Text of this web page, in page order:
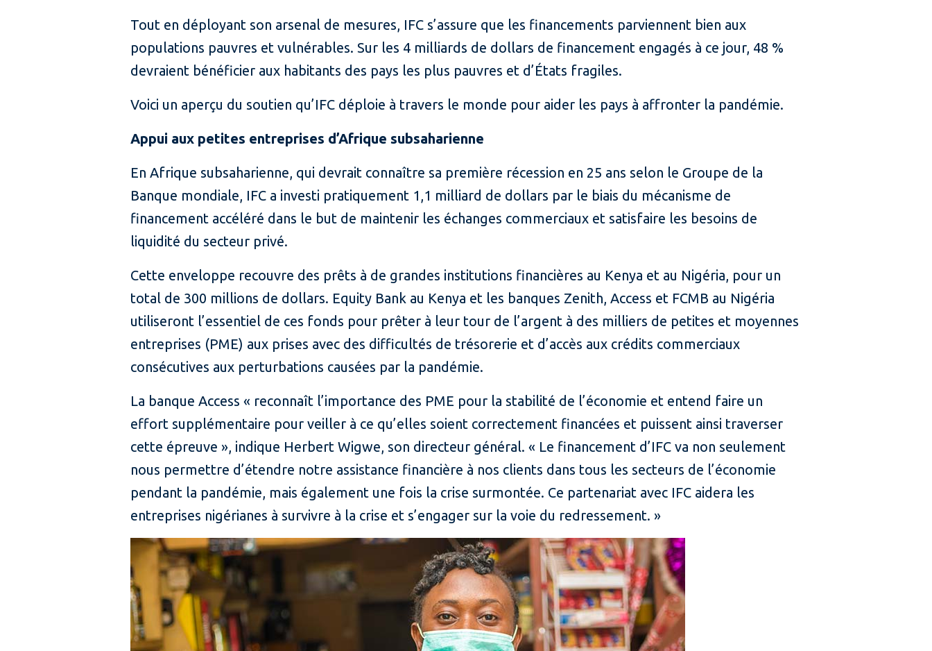
Tout en déployant son arsenal de mesures, IFC s’assure que les financements parviennent bien aux
populations pauvres et vulnérables. Sur les 4 milliards de dollars de financement engagés à ce jour, 48 %
devraient bénéficier aux habitants des pays les plus pauvres et d’États fragiles.
Voici un aperçu du soutien qu’IFC déploie à travers le monde pour aider les pays à affronter la pandémie.
Appui aux petites entreprises d’Afrique subsaharienne
En Afrique subsaharienne, qui devrait connaître sa première récession en 25 ans selon le Groupe de la
Banque mondiale, IFC a investi pratiquement 1,1 milliard de dollars par le biais du mécanisme de
financement accéléré dans le but de maintenir les échanges commerciaux et satisfaire les besoins de
liquidité du secteur privé.
Cette enveloppe recouvre des prêts à de grandes institutions financières au Kenya et au Nigéria, pour un
total de 300 millions de dollars. Equity Bank au Kenya et les banques Zenith, Access et FCMB au Nigéria
utiliseront l’essentiel de ces fonds pour prêter à leur tour de l’argent à des milliers de petites et moyennes
entreprises (PME) aux prises avec des difficultés de trésorerie et d’accès aux crédits commerciaux
consécutives aux perturbations causées par la pandémie.
La banque Access « reconnaît l’importance des PME pour la stabilité de l’économie et entend faire un
effort supplémentaire pour veiller à ce qu’elles soient correctement financées et puissent ainsi traverser
cette épreuve », indique Herbert Wigwe, son directeur général. « Le financement d’IFC va non seulement
nous permettre d’étendre notre assistance financière à nos clients dans tous les secteurs de l’économie
pendant la pandémie, mais également une fois la crise surmontée. Ce partenariat avec IFC aidera les
entreprises nigérianes à survivre à la crise et s’engager sur la voie du redressement. »